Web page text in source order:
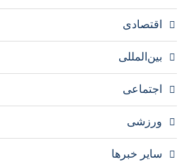
اقتصادی
بین‌المللی
اجتماعی
ورزشی
سایر خبرها